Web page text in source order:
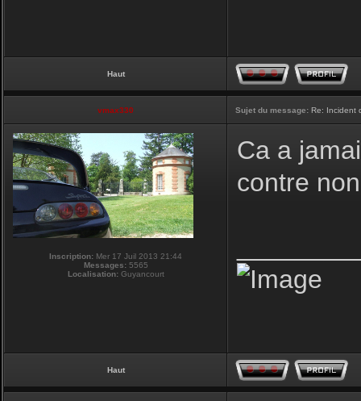
Haut
vmax330 Sujet du message: Re: Incident
Inscription: Mer 17 Juil 2013 21:44
Messages:5565
Localisation:Guyancourt
Ca a
contre
Haut